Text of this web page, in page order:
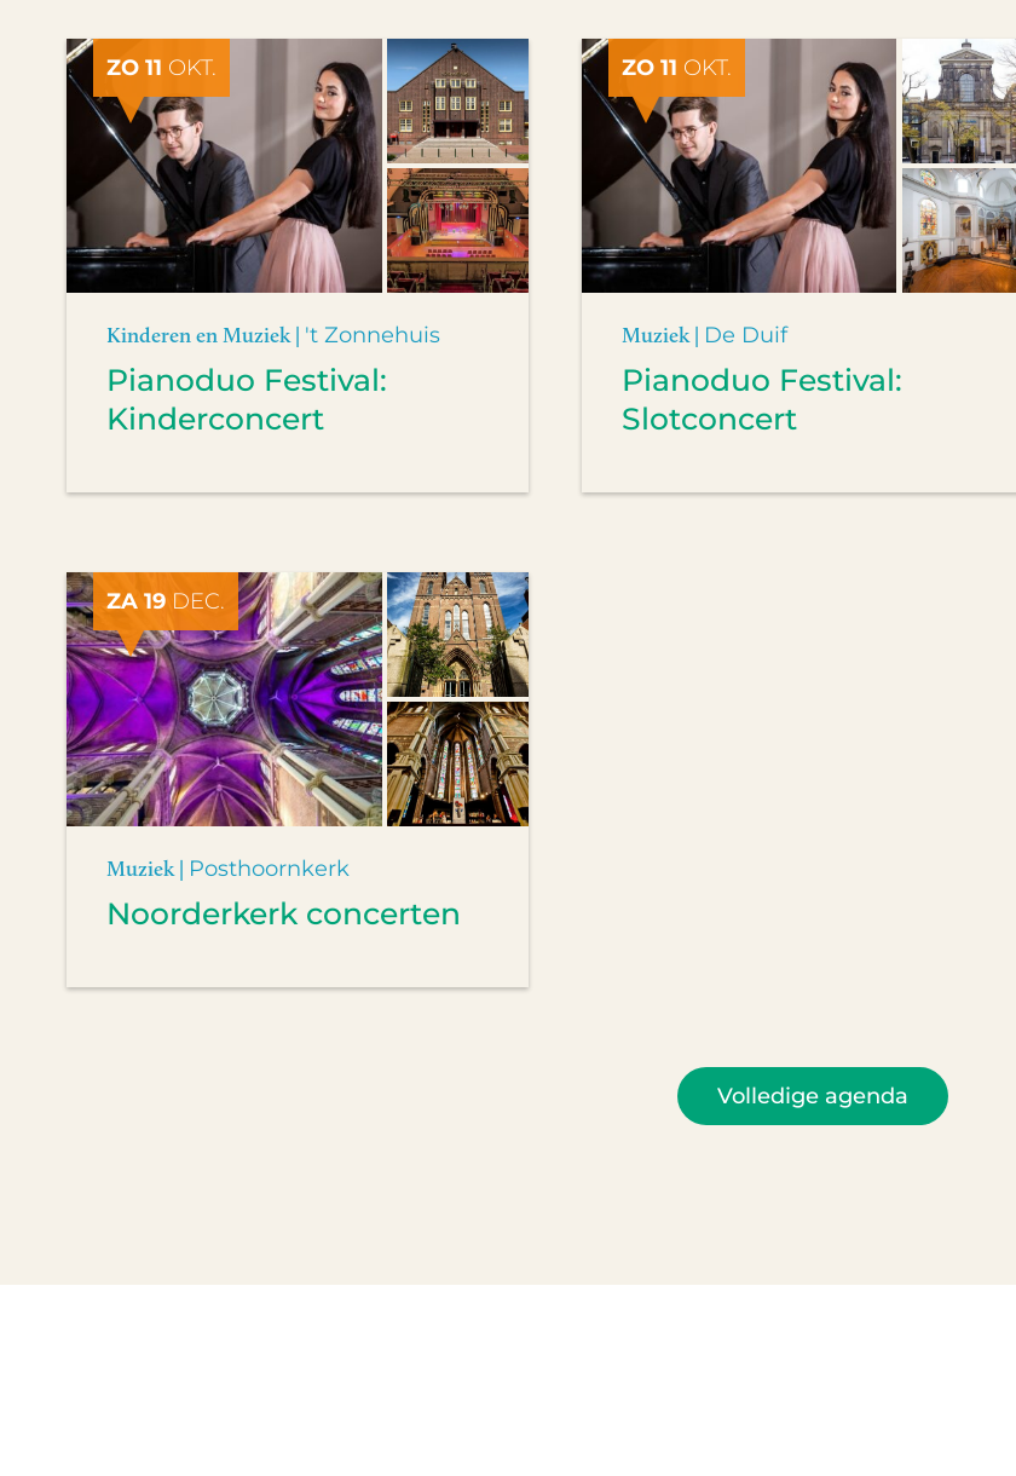
ZO 11 OKT.
Kinderen en Muziek | 't Zonnehuis
Pianoduo Festival:
Kinderconcert
ZO 11 OKT.
Muziek | De Duif
Pianoduo Festival:
Slotconcert
ZA 19 DEC.
Muziek | Posthoornkerk
Noorderkerk concerten
Volledige agenda